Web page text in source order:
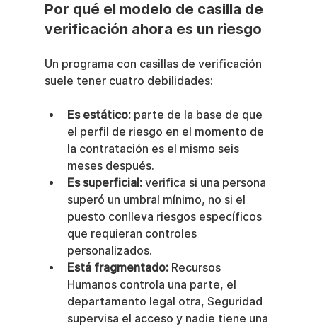
Por qué el modelo de casilla de
verificación ahora es un riesgo
Un programa con casillas de verificación
suele tener cuatro debilidades:
Es estático: parte de la base de que
el perfil de riesgo en el momento de
la contratación es el mismo seis
meses después.
Es superficial: verifica si una persona
superó un umbral mínimo, no si el
puesto conlleva riesgos específicos
que requieran controles
personalizados.
Está fragmentado: Recursos
Humanos controla una parte, el
departamento legal otra, Seguridad
supervisa el acceso y nadie tiene una